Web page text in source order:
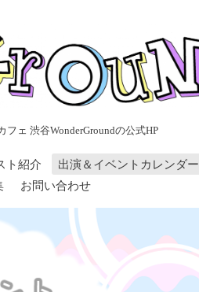
ェ 渋谷WonderGroundの公式HP
ト紹介 出演＆イベントカレンダー
お問い合わせ